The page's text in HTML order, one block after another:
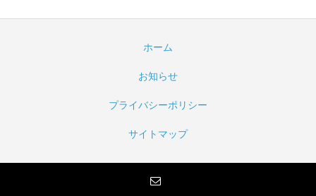
ホーム
お知らせ
プライバシーポリシー
サイトマップ